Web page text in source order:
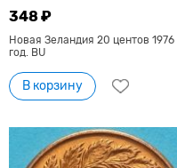
348 ₽
Новая Зеландия 20 центов 1976
год. BU
В корзину